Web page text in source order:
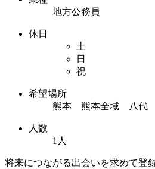
地方公務員
休日
土
日
祝
希望場所
熊本 熊本全域 八代
人数
1人
将来につながる出会いを求めて登